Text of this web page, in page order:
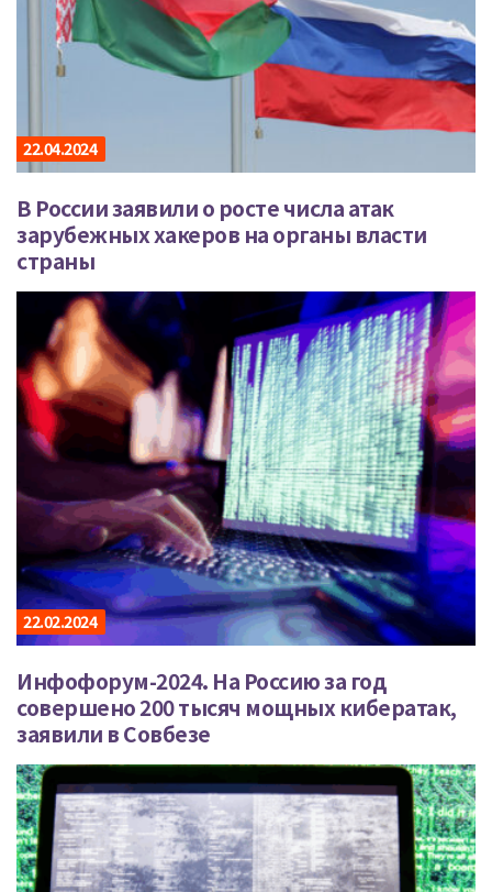
22.04.2024
В России заявили о росте числа атак
зарубежных хакеров на органы власти
страны
22.02.2024
Инфофорум-2024. На Россию за год
совершено 200 тысяч мощных кибератак,
заявили в Совбезе